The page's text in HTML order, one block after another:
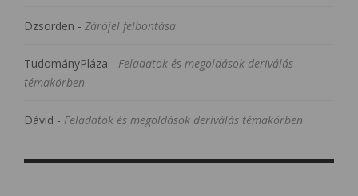
Dzsorden - Zárójel felbontása
TudományPláza - Feladatok és megoldások deriválás
témakörben
Dávid - Feladatok és megoldások deriválás témakörben